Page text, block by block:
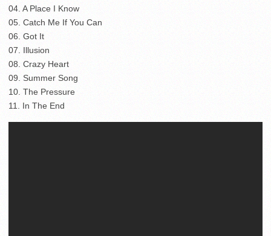
04. A Place I Know
05. Catch Me If You Can
06. Got It
07. Illusion
08. Crazy Heart
09. Summer Song
10. The Pressure
11. In The End